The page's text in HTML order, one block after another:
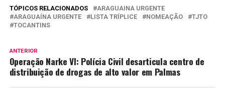
TÓPICOS RELACIONADOS
ARAGUAINA URGENTE
ARAGUAÍNA URGENTE
LISTA TRÍPLICE NOMEAÇÃO
TJTO
TOCANTINS
ANTERIOR
Operação Narke VI: Polícia Civil desarticula centro de
distribuição de drogas de alto valor em Palmas